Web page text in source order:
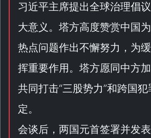
习近平主席提出全球治理倡
大意义。塔方高度赞赏中国
热点问题作出不懈努力，为
挥重要作用。塔方愿同中方
共同打击“三股势力”和跨国
定。
会谈后，两国元首签署并发